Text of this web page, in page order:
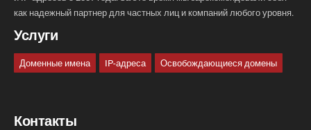
как надежный партнер для частных лиц и компаний любого уровня.
Услуги
Доменные имена IP-адреса Освобождающиеся домены
Контакты